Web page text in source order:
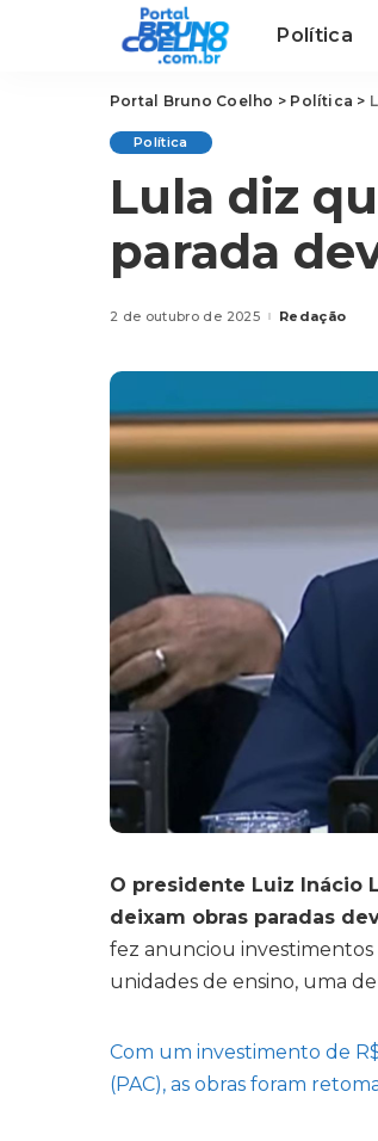
Política
Portal Bruno Coelho > Política >
Política
Lula diz
parada
2 de outubro de 2025Posted
Redação
O presidente Luiz Inácio
deixam obras paradas
fez anunciou
unidades de ensino, uma
Com um investimento de
(PAC), as obras foram